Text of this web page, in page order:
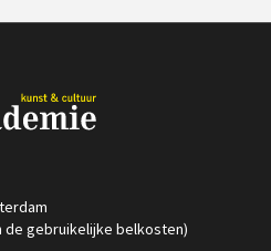
de gebruikelijke belkosten)